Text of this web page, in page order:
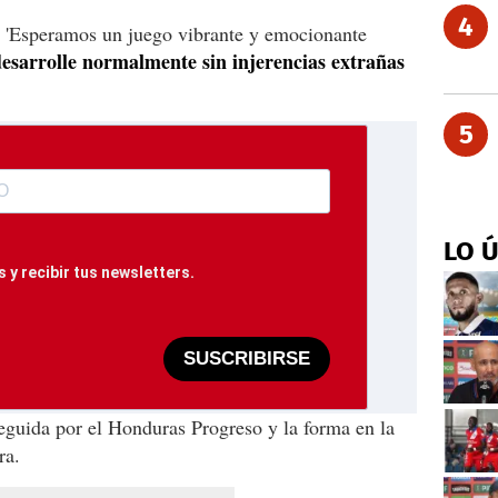
un juego vibrante y emocionante
normalmente sin injerencias extrañas
y recibir tus newsletters.
SUSCRIBIRSE
por el Honduras Progreso y la forma en la
4
5
LO